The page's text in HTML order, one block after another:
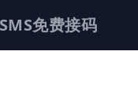
免费接码